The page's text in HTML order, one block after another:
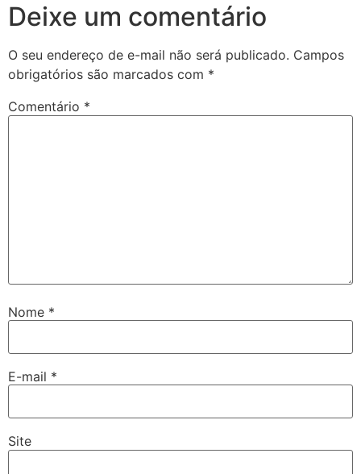
Deixe um comentário
O seu endereço de e-mail não será publicado. Campos
obrigatórios são marcados com *
Comentário *
Nome *
E-mail *
Site